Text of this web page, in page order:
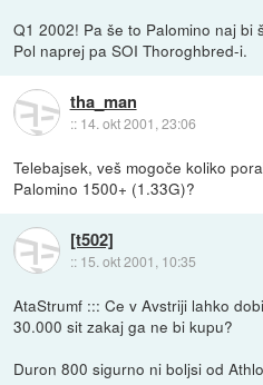
Q1 2002! Pa še to Palomino naj bi
Pol naprej pa SOI Thoroghbred-i.
tha_man
:: 14. okt 2001, 23:06
Telebajsek, veš mogoče koliko
Palomino 1500+ (1.33G)?
[t502]
:: 15. okt 2001, 10:35
AtaStrumf ::: Ce v Avstriji lahko
30.000 sit zakaj ga ne bi kupu?
Duron 800 sigurno ni boljsi od